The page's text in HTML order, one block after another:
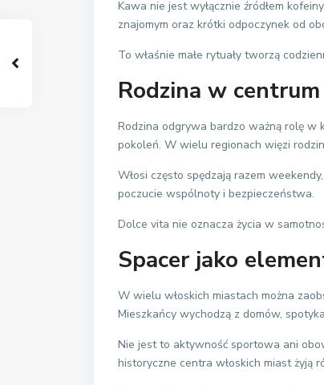
Kawa nie jest wyłącznie źródłem
znajomym oraz krótki odpoczynek od
To właśnie małe rytuały tworzą
Rodzina w centrum
Rodzina odgrywa bardzo ważną rolę w
pokoleń. W wielu regionach więzi
Włosi często spędzają razem
poczucie wspólnoty i bezpieczeństwa.
Dolce vita nie oznacza życia w
Spacer jako
W wielu włoskich miastach można
Mieszkańcy wychodzą z domów,
Nie jest to aktywność sportowa ani
historyczne centra włoskich miast żyją